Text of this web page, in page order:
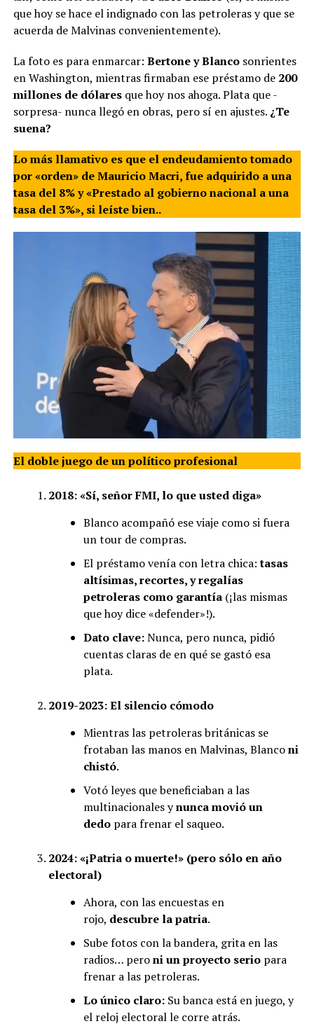
que hoy se hace el indignado con las petroleras y que se
acuerda de Malvinas convenientemente).
La foto es para enmarcar: Bertone y Blancosonrientes
en Washington, mientras firmaban ese préstamo de 200
millones de dólaresque hoy nos ahoga. Plata que -
sorpresa- nunca llegó en obras, pero sí en ajustes. ¿Te
suena?
Lo más llamativo es que el endeudamiento tomado
por «orden» de Mauricio Macri, fue adquirido a una
tasa del 8% y «Prestado al gobierno nacional a una
tasa del 3%», si leíste bien..
El doble juego de un político profesional
2018: «Sí, señor FMI, lo que usted diga»
Blanco acompañó ese viaje como si fuera
un tour de compras.
El préstamo venía con letra chica:tasas
altísimas, recortes, y regalías
petroleras como garantía(¡las mismas
que hoy dice «defender»!).
Dato clave:Nunca, pero nunca, pidió
cuentas claras de en qué se gastó esa
plata.
2019-2023: El silencio cómodo
Mientras las petroleras británicas se
frotaban las manos en Malvinas, Blanconi
chistó.
Votó leyes que beneficiaban a las
multinacionales ynunca movió un
dedopara frenar el saqueo.
2024: «¡Patria o muerte!» (pero sólo en año
electoral)
Ahora, con las encuestas en
rojo, descubre la patria.
Sube fotos con la bandera, grita en las
radios… peroni un proyecto seriopara
frenar a las petroleras.
Lo único claro:Su banca está en juego, y
el reloj electoral le corre atrás.